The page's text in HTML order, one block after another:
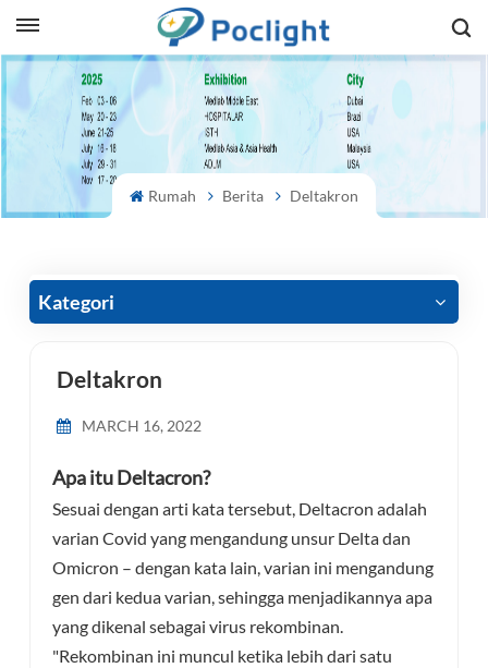
Rumah Berita Deltakron
Kategori
Deltakron
MARCH 16, 2022
Apa itu Deltacron?
Sesuai dengan arti kata tersebut, Deltacron adalah
varian Covid yang mengandung unsur Delta dan
Omicron – dengan kata lain, varian ini mengandung
gen dari kedua varian, sehingga menjadikannya apa
yang dikenal sebagai virus rekombinan.
"Rekombinan ini muncul ketika lebih dari satu